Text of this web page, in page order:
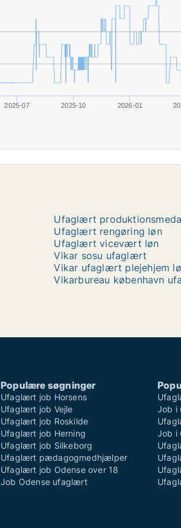
2025-07 2025-10 2026-01
Ufaglært
Ufaglært rengøring løn
Ufaglært vicevært løn
Vikar sosu ufaglært
Vikar ufaglært plejehjem
Vikarbureau københavn
Populære søgninger
Ufaglært job Horsens
Ufaglært job Vejle
Ufaglært job Roskilde
Ufaglært job Herning
Ufaglært job Silkeborg
Ufaglært pædagogmedhjælper
Ufaglært job Odense over 18
Job Odense ufaglært
Job i
Job i